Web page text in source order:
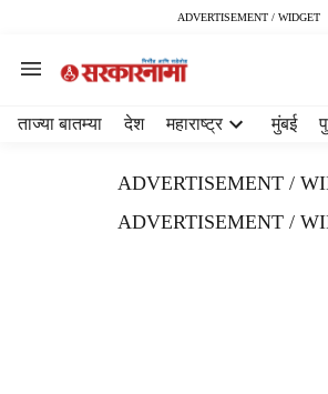
ADVERTISEMENT / WIDGET
ताज्या बातम्या देश महाराष्ट्र मुंबई
ADVERTISEMENT /
ADVERTISEMENT /